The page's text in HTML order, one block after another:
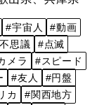
#宇宙人
#動画
思議
#点滅
メラ
#スピード
#友人
#円盤
カ
#関西地方